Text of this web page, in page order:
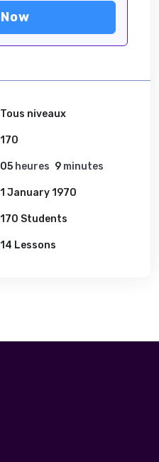
Tous niveaux
170
05 heures 9 minutes
1 January 1970
170 Students
14 Lessons